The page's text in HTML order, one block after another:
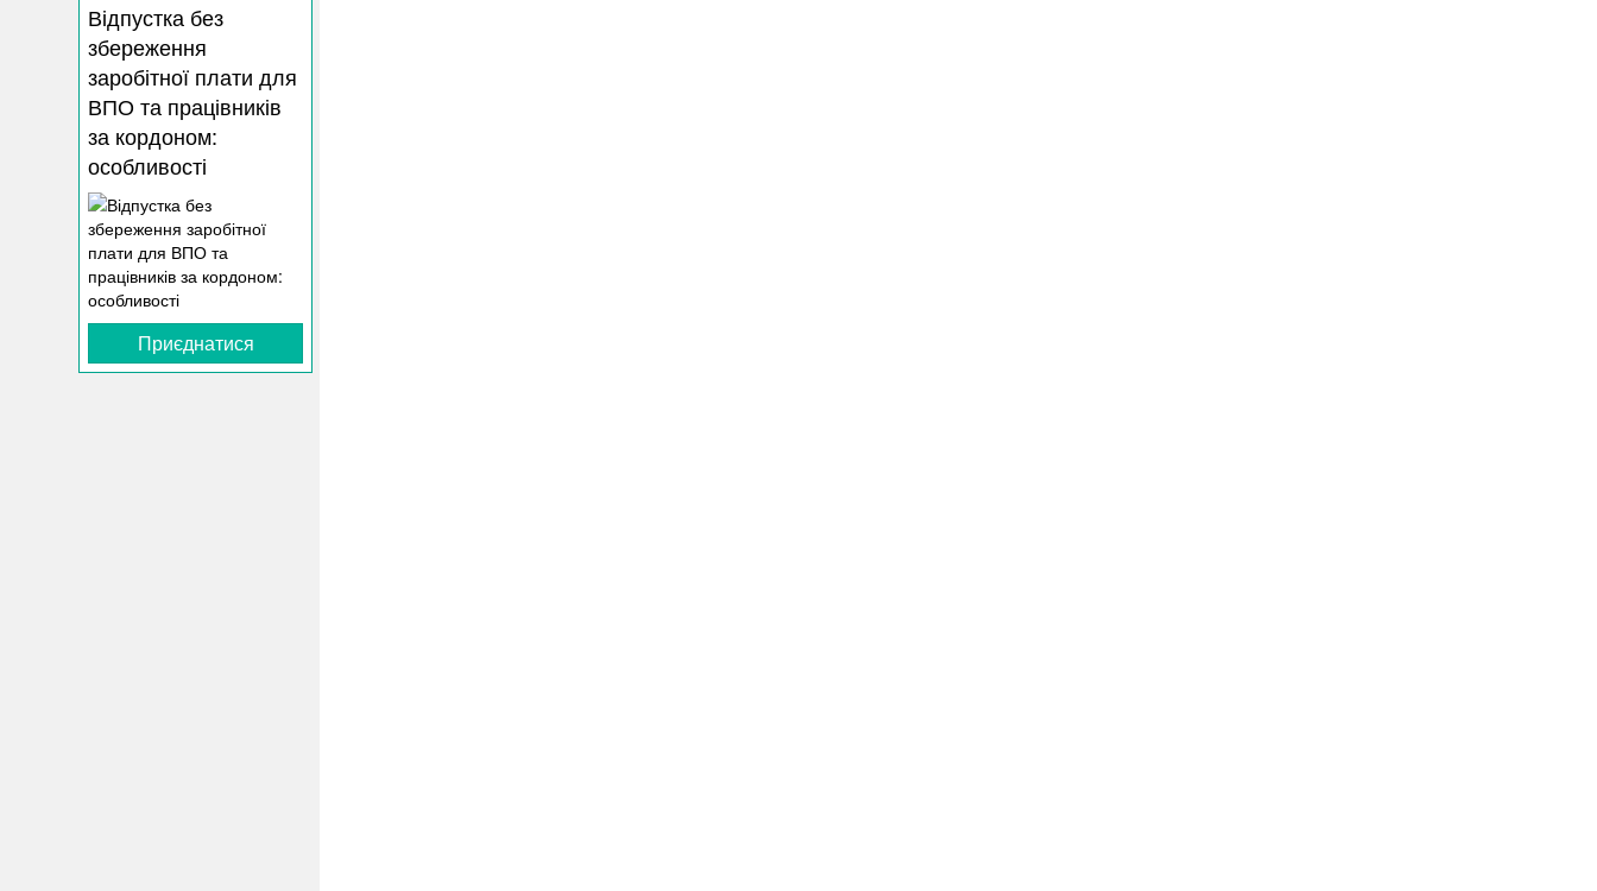
Відпустка без
збереження
заробітної плати для
ВПО та працівників
за кордоном:
особливості
Приєднатися